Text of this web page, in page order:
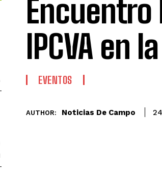
Encuentro
IPCVA en
EVENTOS
AUTHOR: Noticias De Campo